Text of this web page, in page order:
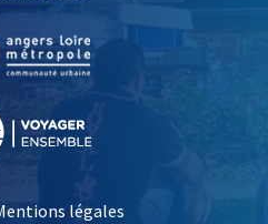
, Ouvre une nouvelle
légales